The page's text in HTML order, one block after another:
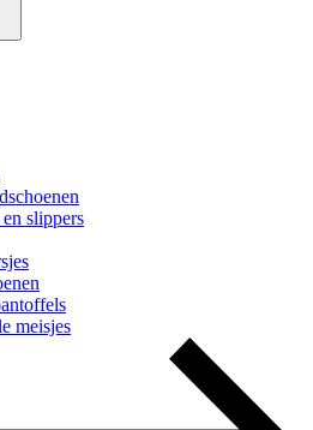
slippers
meisjes